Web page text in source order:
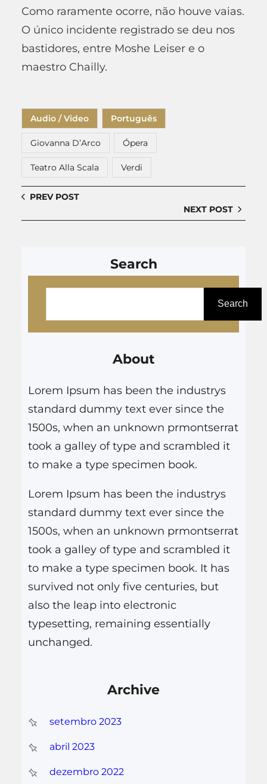
Como raramente ocorre, não houve vaias.
O único incidente registrado se deu nos
bastidores, entre Moshe Leiser e o
maestro Chailly.
Audio / Video Português
Giovanna D’Arco Ópera
Teatro Alla Scala Verdi
PREV POST
NEXT POST
Search
s
a
r
Search
About
Lorem Ipsum has been the industrys
standard dummy text ever since the
1500s, when an unknown prmontserrat
took a galley of type and scrambled it
to make a type specimen book.
Lorem Ipsum has been the industrys
standard dummy text ever since the
1500s, when an unknown prmontserrat
took a galley of type and scrambled it
to make a type specimen book. It has
survived not only five centuries, but
also the leap into electronic
typesetting, remaining essentially
unchanged.
Archive
setembro 2023
abril 2023
dezembro 2022